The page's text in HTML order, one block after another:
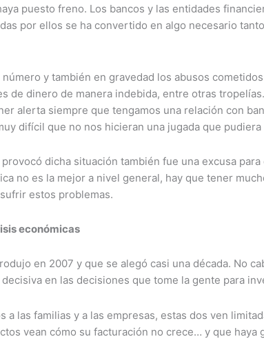
puesto freno. Los bancos y las entidades
por ellos se ha convertido en algo necesario
y también en gravedad los abusos
de dinero de manera indebida, entre otras
alerta siempre que tengamos una relación con
difícil que no nos hicieran una jugada que
dicha situación también fue una excusa
no es la mejor a nivel general, hay que tener
estos problemas.
económicas
en 2007 y que se alegó casi una década. No
en las decisiones que tome la gente para
las familias y a las empresas, estas dos ven
vean cómo su facturación no crece… y que